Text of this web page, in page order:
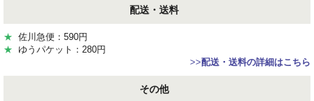
配送・送料
★ 佐川急便：590円
★ ゆうパケット：280円
>>配送・送料の詳細はこちら
その他